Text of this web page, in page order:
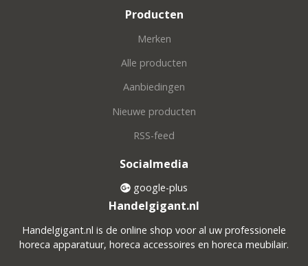
Producten
Merken
Alle producten
Aanbiedingen
Nieuwe producten
RSS-feed
Socialmedia
google-plus
Handelgigant.nl
Handelgigant.nl is de online shop voor al uw professionele
horeca apparatuur, horeca accessoires en horeca meubilair.